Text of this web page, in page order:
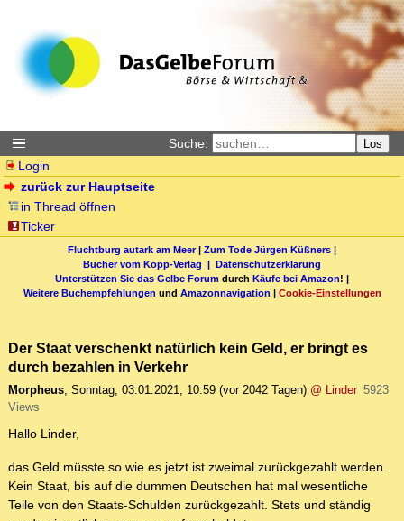
Suche: Los
Login
zurück zur Hauptseite
in Thread öffnen
Ticker
Fluchtburg autark am Meer| Zum Tode Jürgen Küßners |
Bücher vom Kopp-Verlag | Datenschutzerklärung
Unterstützen Sie das Gelbe Forum durch Käufe bei Amazon! |
Weitere Buchempfehlungen und Amazonnavigation | Cookie-Einstellungen
Der Staat verschenkt natürlich kein Geld, er bringt es
durch bezahlen in Verkehr
Morpheus, Sonntag, 03.01.2021, 10:59 (vor 2042 Tagen) @ Linder 5923
Views
Hallo Linder,
das Geld müsste so wie es jetzt ist zweimal zurückgezahlt werden.
Kein Staat, bis auf die dummen Deutschen hat mal wesentliche
Teile von den Staats-Schulden zurückgezahlt. Stets und ständig